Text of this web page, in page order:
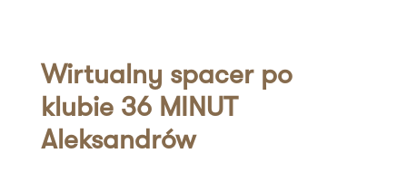
Wirtualny spacer po
klubie 36 MINUT
Aleksandrów